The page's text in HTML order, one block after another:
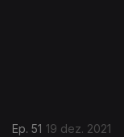
Ep. 51 19 dez. 2021